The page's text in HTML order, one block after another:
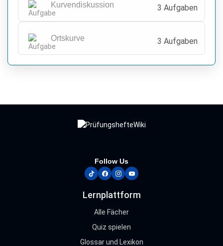
Kurvendiskussion 3 Aufgaben
Ortskurve 3 Aufgaben
Follow Us
tiktokfacebook
instagram
youtube
Lernplattform
Alle Fächer
Quiz spielen
Glossar und Lexikon